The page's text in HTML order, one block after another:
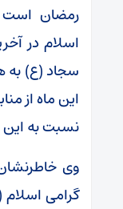
رمضان است
اسلام در
سجاد (ع) به
این ماه از
نسبت به
وی
گرامی